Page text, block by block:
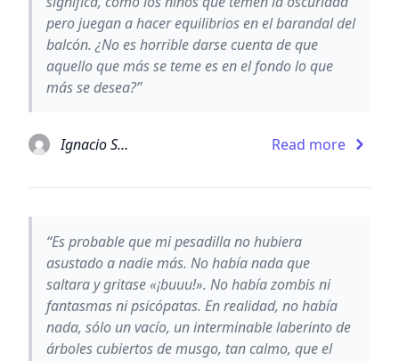
pero juegan a hacer equilibrios en el barandal del
balcón. ¿No es horrible darse cuenta de que
aquello que más se teme es en el fondo lo que
más se desea?”
Ignacio Solares Read more
“Es probable que mi pesadilla no hubiera
asustado a nadie más. No había nada que
saltara y gritase «¡buuu!». No había zombis ni
fantasmas ni psicópatas. En realidad, no había
nada, sólo un vacío, un interminable laberinto de
árboles cubiertos de musgo, tan calmo, que el